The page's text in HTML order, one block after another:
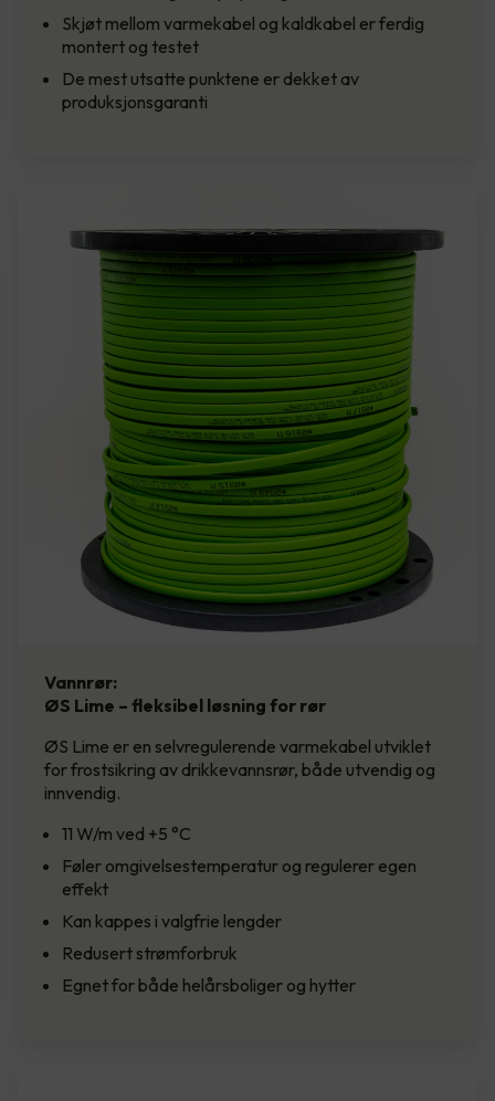
Skjøt mellom varmekabel og kaldkabel er ferdig
montert og testet
De mest utsatte punktene er dekket av
produksjonsgaranti
Vannrør:
ØS Lime – fleksibel løsning for rør
ØS Lime er en selvregulerende varmekabel utviklet
for frostsikring av drikkevannsrør, både utvendig og
innvendig.
11 W/m ved +5 °C
Føler omgivelsestemperatur og regulerer egen
effekt
Kan kappes i valgfrie lengder
Redusert strømforbruk
Egnet for både helårsboliger og hytter